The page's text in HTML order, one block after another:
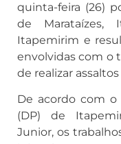
quinta-feira (26)
de Marataízes,
Itapemirim e
envolvidas com o
de realizar
De acordo com o
(DP) de
Junior, os